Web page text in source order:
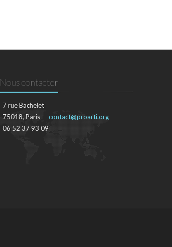
Nous contacter
7 rue Bachelet
75018, Paris
06 52 37 93 09
contact@proarti.org